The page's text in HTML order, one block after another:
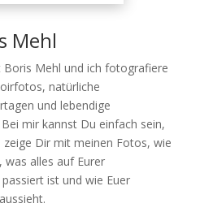
Mehl
Boris Mehl und ich fotografiere
natürliche
und lebendige
mir kannst Du einfach sein,
zeige Dir mit meinen Fotos, wie
was alles auf Eurer
ist und wie Euer